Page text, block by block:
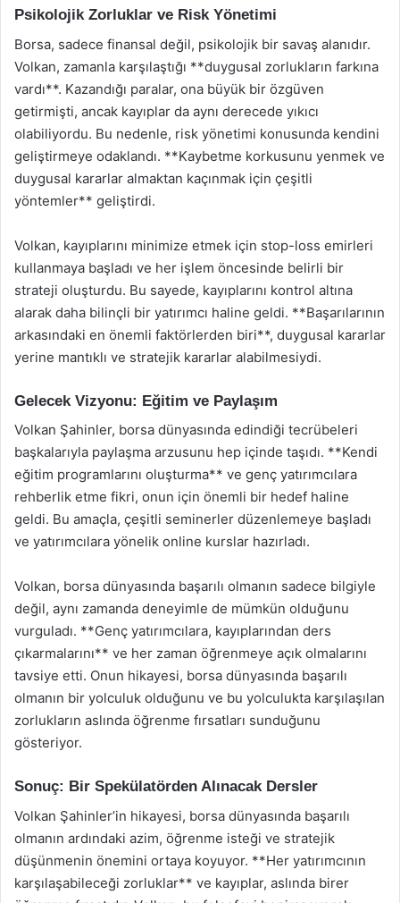
Psikolojik Zorluklar ve Risk Yönetimi
Borsa, sadece finansal değil, psikolojik bir savaş alanıdır.
Volkan, zamanla karşılaştığı **duygusal zorlukların farkına
vardı**. Kazandığı paralar, ona büyük bir özgüven
getirmişti, ancak kayıplar da aynı derecede yıkıcı
olabiliyordu. Bu nedenle, risk yönetimi konusunda kendini
geliştirmeye odaklandı. **Kaybetme korkusunu yenmek ve
duygusal kararlar almaktan kaçınmak için çeşitli
yöntemler** geliştirdi.
Volkan, kayıplarını minimize etmek için stop-loss emirleri
kullanmaya başladı ve her işlem öncesinde belirli bir
strateji oluşturdu. Bu sayede, kayıplarını kontrol altına
alarak daha bilinçli bir yatırımcı haline geldi. **Başarılarının
arkasındaki en önemli faktörlerden biri**, duygusal kararlar
yerine mantıklı ve stratejik kararlar alabilmesiydi.
Gelecek Vizyonu: Eğitim ve Paylaşım
Volkan Şahinler, borsa dünyasında edindiği tecrübeleri
başkalarıyla paylaşma arzusunu hep içinde taşıdı. **Kendi
eğitim programlarını oluşturma** ve genç yatırımcılara
rehberlik etme fikri, onun için önemli bir hedef haline
geldi. Bu amaçla, çeşitli seminerler düzenlemeye başladı
ve yatırımcılara yönelik online kurslar hazırladı.
Volkan, borsa dünyasında başarılı olmanın sadece bilgiyle
değil, aynı zamanda deneyimle de mümkün olduğunu
vurguladı. **Genç yatırımcılara, kayıplarından ders
çıkarmalarını** ve her zaman öğrenmeye açık olmalarını
tavsiye etti. Onun hikayesi, borsa dünyasında başarılı
olmanın bir yolculuk olduğunu ve bu yolculukta karşılaşılan
zorlukların aslında öğrenme fırsatları sunduğunu
gösteriyor.
Sonuç: Bir Spekülatörden Alınacak Dersler
Volkan Şahinler’in hikayesi, borsa dünyasında başarılı
olmanın ardındaki azim, öğrenme isteği ve stratejik
düşünmenin önemini ortaya koyuyor. **Her yatırımcının
karşılaşabileceği zorluklar** ve kayıplar, aslında birer